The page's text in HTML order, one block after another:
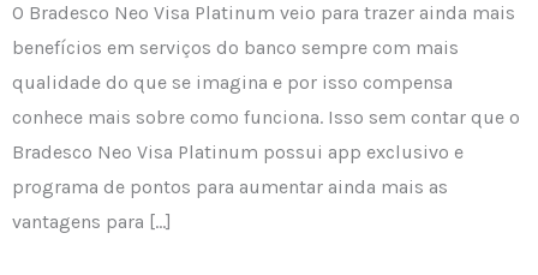
O Bradesco Neo Visa Platinum veio para trazer ainda mais
benefícios em serviços do banco sempre com mais
qualidade do que se imagina e por isso compensa
conhece mais sobre como funciona. Isso sem contar que o
Bradesco Neo Visa Platinum possui app exclusivo e
programa de pontos para aumentar ainda mais as
vantagens para […]